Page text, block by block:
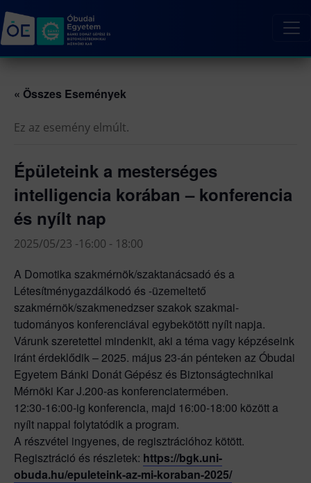
« Összes Események
Ez az esemény elmúlt.
Épületeink a mesterséges
intelligencia korában – konferencia
és nyílt nap
2025/05/23 -16:00 - 18:00
A Domotika szakmérnök/szaktanácsadó és a
Létesítménygazdálkodó és -üzemeltető
szakmérnök/szakmenedzser szakok szakmai-
tudományos konferenciával egybekötött nyílt napja.
Várunk szeretettel mindenkit, aki a téma vagy képzéseink
iránt érdeklődik – 2025. május 23-án pénteken az Óbudai
Egyetem Bánki Donát Gépész és Biztonságtechnikai
Mérnöki Kar J.200-as konferenciatermében.
12:30-16:00-ig konferencia, majd 16:00-18:00 között a
nyílt nappal folytatódik a program.
A részvétel ingyenes, de regisztrációhoz kötött.
Regisztráció és részletek: https://bgk.uni-
obuda.hu/epuleteink-az-mi-koraban-2025/